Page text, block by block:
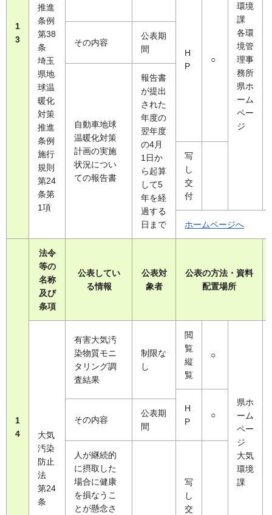
1
3
推進
条例
第38
条
埼玉
県地
球温
暖化
対策
推進
条例
施行
規則
第24
条第
1項
環境
課
各環
境管
理事
務所
県ホ
ーム
ペー
ジ
H
P
○
その内容
公表期
間
自動車地球
温暖化対策
計画の実施
状況につい
ての報告書
報告書
が提出
された
年度の
翌年度
の4月
1日か
ら起算
して5
年を経
過する
日まで
写
し
交
付
ホームページへ
1
4
法令
等の
名称
及び
条項
公表してい
る情報
公表対
象者
公表の方法・資料
配置場所
大気
汚染
防止
法
第24
条
有害大気汚
染物質モニ
タリング調
査結果
制限な
し
閲
覧
縦
覧
○
県ホ
ーム
ペー
ジ
大気
環境
課
H
P
○
その内容
公表期
間
人が継続的
に摂取した
場合に健康
を損なうこ
とが懸念さ
写
し
交